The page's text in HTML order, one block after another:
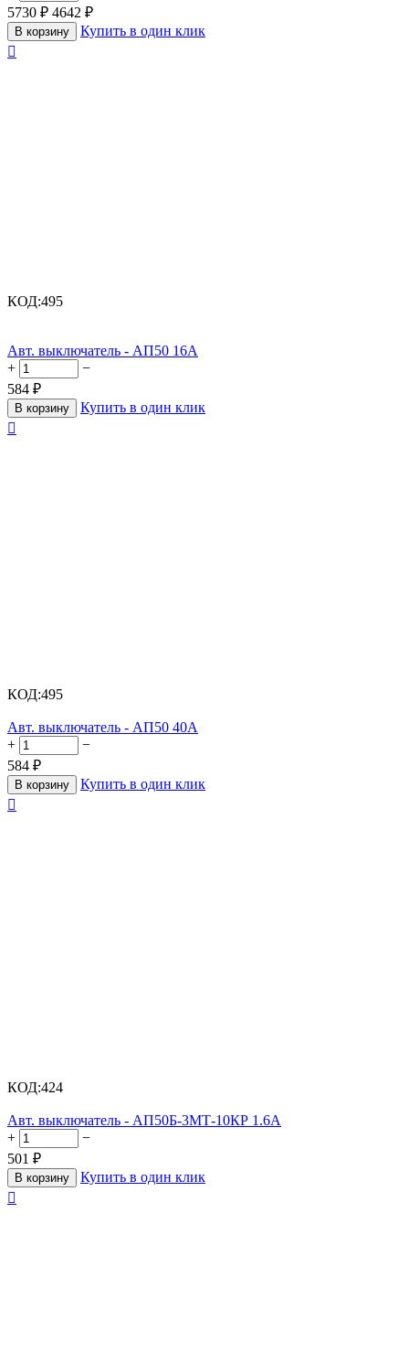
5730 ₽ 4642 ₽
В корзину
Купить в один клик

КОД:495
Авт. выключатель - АП50 16А
+
−
584 ₽
В корзину
Купить в один клик

КОД:495
Авт. выключатель - АП50 40А
+
−
584 ₽
В корзину
Купить в один клик

КОД:424
Авт. выключатель - АП50Б-3МТ-10КР 1.6А
+
−
501 ₽
В корзину
Купить в один клик
